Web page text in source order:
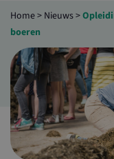
Home> Nieuws>
boeren